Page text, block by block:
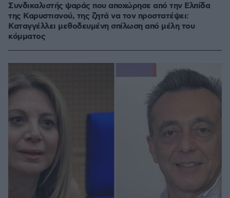
Συνδικαλιστής ψαράς που αποχώρησε από την Ελπίδα
της Καρυστιανού, της ζητά να τον προστατέψει:
Καταγγέλλει μεθοδευμένη σπίλωση από μέλη του
κόμματος